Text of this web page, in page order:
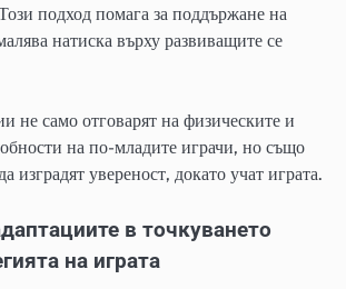
подход помага за поддържане на
натиска върху развиващите се
не само отговарят на физическите и
на по-младите играчи, но също
изградят увереност, докато учат играта.
в точкуването
на играта